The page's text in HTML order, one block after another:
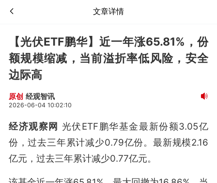
文章详情
【光伏ETF鹏华】近一年涨65.81%，份
额规模缩减，当前溢折率低风险，安全
边际高
原创 经观智讯
2026-06-04 10:02:10
经济观察网 光伏ETF鹏华基金最新份额3.05亿
份，过去三年累计减少0.79亿份。最新规模2.16
亿元，过去三年累计减少0.77亿元。